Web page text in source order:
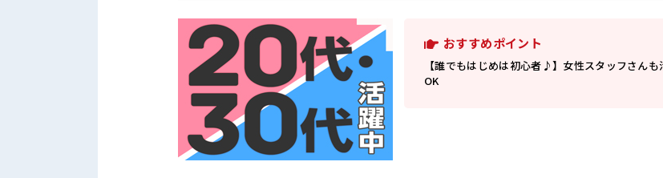
ログイン おすすめポイント
【誰でもはじめは初心者♪】女性スタッフさん
OK